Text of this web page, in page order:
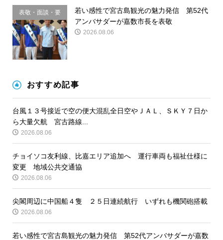
表敬・面談・要
請
若い感性で宮古島観光の魅力発信 第52代
アンバサダーが嘉数市長を表敬
2026.08.06
おすすめ記事
台風１３号接近で空の便大混乱全日空やＪＡＬ、ＳＫＹ７日か
ら大量欠航 宮古路線...
2026.08.06
チョイソコ友利線、比嘉エリア追加へ 運行車両も福祉仕様に
変更 地域公共交通協
2026.08.06
尖閣周辺に中国船４隻 ２５日連続航行 いずれも機関砲搭載
2026.08.06
若い感性で宮古島観光の魅力発信 第52代アンバサダーが嘉数